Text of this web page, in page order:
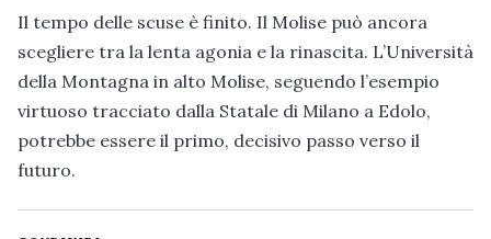
Il tempo delle scuse è finito. Il Molise può ancora
scegliere tra la lenta agonia e la rinascita. L’Università
della Montagna in alto Molise, seguendo l’esempio
virtuoso tracciato dalla Statale di Milano a Edolo,
potrebbe essere il primo, decisivo passo verso il
futuro.